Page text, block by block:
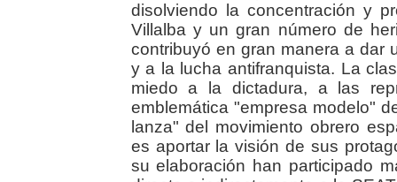
disolviendo la concentración y
Villalba y un gran número de
contribuyó en gran manera a dar
y a la lucha antifranquista. La
miedo a la dictadura, a las
emblemática "empresa modelo"
lanza" del movimiento obrero
es aportar la visión de sus
su elaboración han participado